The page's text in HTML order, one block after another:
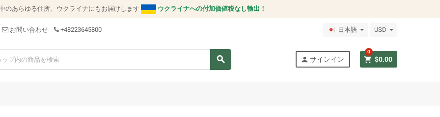
のあらゆる住所、ウクライナにもお届けします ウクライナへの付加価値税なし輸出！
お問い合わせ +48223645800 日本語 USD
search person サインイン shopping_cart $0.00
0